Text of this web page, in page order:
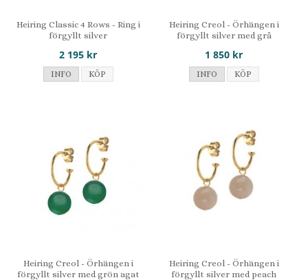
Heiring Classic 4 Rows - Ring i
förgyllt silver
2 195 kr
INFO KÖP
Heiring Creol - Örhängen i
förgyllt silver med grå
1 850 kr
INFO KÖP
Heiring Creol - Örhängen i
förgyllt silver med grön agat
Heiring Creol - Örhängen i
förgyllt silver med peach